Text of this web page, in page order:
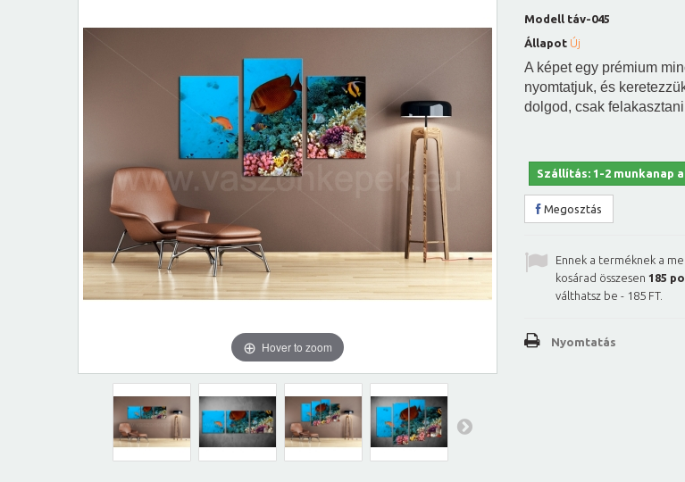
Hover to zoom
Modell táv-045
Állapot Új
A képet egy prémium
nyomtatjuk, és
dolgod, csak
Szállítás: 1-2 munkanap
Megosztás
Ennek a terméknek a
kosárad összesen 185
válthatsz be - 185 FT.
Nyomtatás